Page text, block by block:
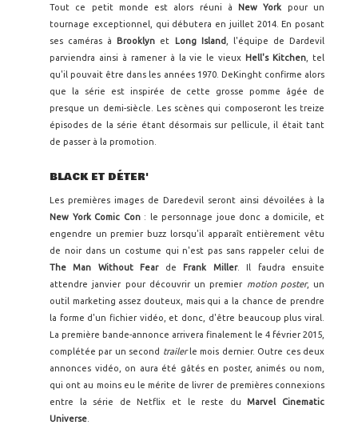
Tout ce petit monde est alors réuni à New York pour un
tournage exceptionnel, qui débutera en juillet 2014. En posant
ses caméras à Brooklyn et Long Island
, l'équipe de Dardevil
parviendra ainsi à ramener à la vie le vieux Hell's Kitchen , tel
qu'il pouvait être dans les années 1970. DeKinght confirme alors
que la série est inspirée de cette grosse pomme âgée de
presque un demi-siècle. Les scènes qui composeront les treize
épisodes de la série étant désormais sur pellicule, il était tant
de passer à la promotion.
BLACK ET DÉTER'
Les premières images de Daredevil seront ainsi dévoilées à la
New York Comic Con : le personnage joue donc a domicile, et
engendre un premier buzz lorsqu'il apparaît entièrement vêtu
de noir dans un costume qui n'est pas sans rappeler celui de
The Man Without Fearde Frank Miller. Il faudra ensuite
attendre janvier pour découvrir un premier motion poster, un
outil marketing assez douteux, mais qui a la chance de prendre
la forme d'un fichier vidéo, et donc, d'être beaucoup plus viral.
La première bande-annonce arrivera finalement le 4 février 2015,
complétée par un second trailerle mois dernier. Outre ces deux
annonces vidéo, on aura été gâtés en poster, animés ou nom,
qui ont au moins eu le mérite de livrer de premières connexions
entre la série de Netflix et le reste duMarvel Cinematic
Universe